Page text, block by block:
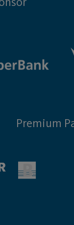
Premium